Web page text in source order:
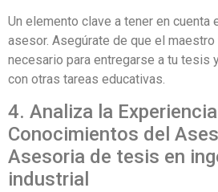
Un elemento clave a tener en
asesor. Asegúrate de que el
necesario para entregarse a tu tesis
con otras tareas educativas.
4. Analiza la
Conocimientos del
Asesoria de tesis en
industrial